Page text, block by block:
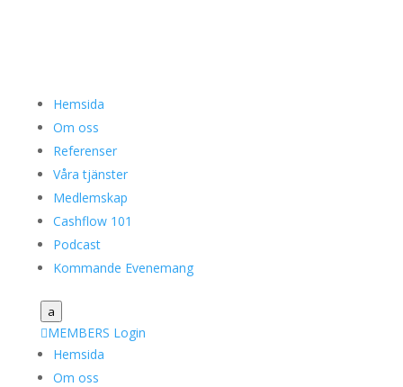
Hemsida
Om oss
Referenser
Våra tjänster
Medlemskap
Cashflow 101
Podcast
Kommande Evenemang
a
MEMBERS Login
Hemsida
Om oss